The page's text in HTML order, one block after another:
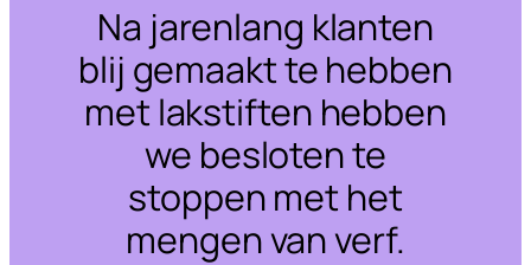
Na jarenlang klanten
blij gemaakt te hebben
met lakstiften hebben
we besloten te
stoppen met het
mengen van verf.